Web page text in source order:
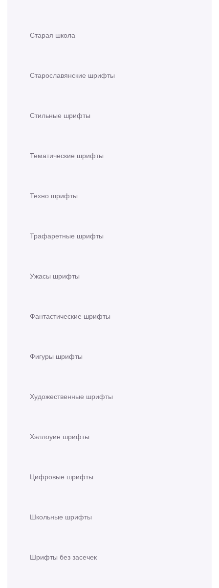
Старая школа
Старославянские шрифты
Стильные шрифты
Тематические шрифты
Техно шрифты
Трафаретные шрифты
Ужасы шрифты
Фантастические шрифты
Фигуры шрифты
Художественные шрифты
Хэллоуин шрифты
Цифровые шрифты
Школьные шрифты
Шрифты без засечек